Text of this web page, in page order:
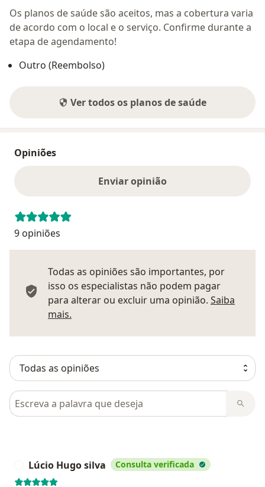
Os planos de saúde são aceitos, mas a cobertura varia
de acordo com o local e o serviço. Confirme durante a
etapa de agendamento!
Outro (Reembolso)
Ver todos os planos de saúde
Opiniões
Enviar opinião
9 opiniões
Todas as opiniões são importantes, por
isso os especialistas não podem pagar
para alterar ou excluir uma opinião. Saiba
mais.
Pesquisar em opiniões
Lúcio Hugo silva Consulta verificada